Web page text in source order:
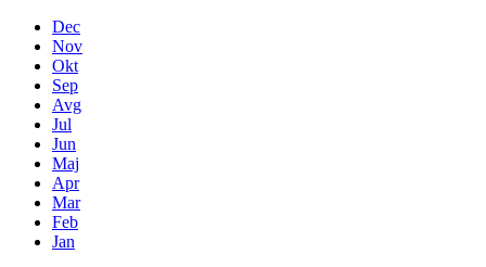
Dec
Nov
Okt
Sep
Avg
Jul
Jun
Maj
Apr
Mar
Feb
Jan